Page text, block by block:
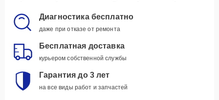
Диагностика бесплатно
даже при отказе от ремонта
Бесплатная доставка
курьером собственной службы
Гарантия до 3 лет
на все виды работ и запчастей